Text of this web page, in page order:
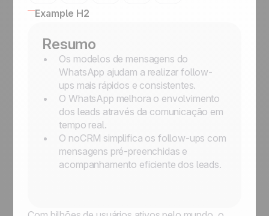
Example H2
Resumo
Os modelos de mensagens do
WhatsApp ajudam a realizar follow-
ups mais rápidos e consistentes.
O WhatsApp melhora o envolvimento
dos leads através da comunicação em
tempo real.
O noCRM simplifica os follow-ups com
mensagens pré-preenchidas e
acompanhamento eficiente dos leads.